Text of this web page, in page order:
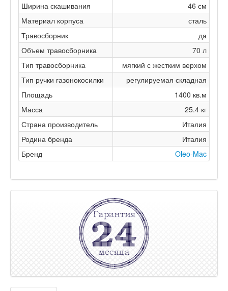
Ширина скашивания
46 см
Материал корпуса
сталь
Травосборник
да
Объем травосборника
70 л
Тип травосборника
мягкий с жестким верхом
Тип ручки газонокосилки
регулируемая складная
Площадь
1400 кв.м
Масса
25.4 кг
Страна производитель
Италия
Родина бренда
Италия
Бренд
Oleo-Mac